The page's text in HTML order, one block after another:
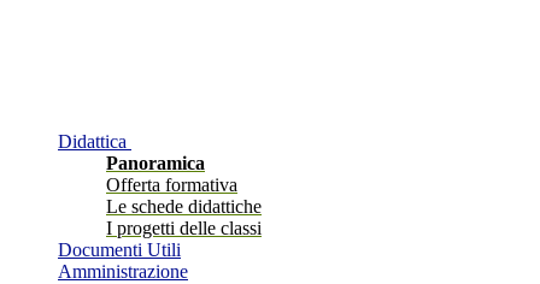
Didattica
Panoramica
Offerta formativa
Le schede didattiche
I progetti delle classi
Documenti Utili
Amministrazione